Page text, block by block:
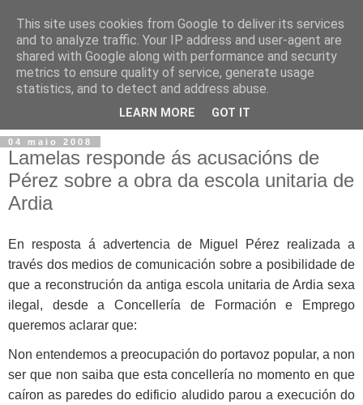
04 maio 2008
Lamelas responde ás acusacións de
Pérez sobre a obra da escola unitaria de
Ardia
En resposta á advertencia de Miguel Pérez realizada a
través dos medios de comunicación sobre a posibilidade de
que a reconstrución da antiga escola unitaria de Ardia sexa
ilegal, desde a Concellería de Formación e Emprego
queremos aclarar que:
Non entendemos a preocupación do portavoz popular, a non
ser que non saiba que esta concellería no momento en que
caíron as paredes do edificio aludido parou a execución do
This site uses cookies from Google to deliver its services
and to analyze traffic. Your IP address and user-agent are
shared with Google along with performance and security
metrics to ensure quality of service, generate usage
statistics, and to detect and address abuse.
LEARN MORE GOT IT